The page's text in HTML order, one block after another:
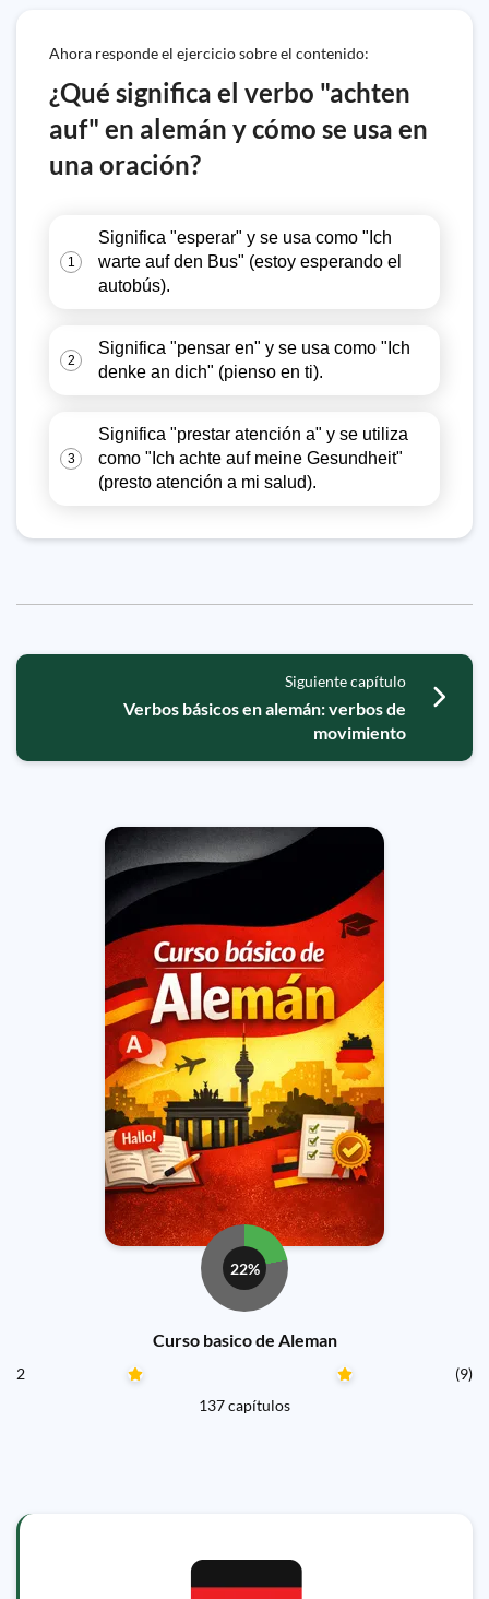
Ahora responde el ejercicio sobre el contenido:
¿Qué significa el verbo "achten
auf" en alemán y cómo se usa en
una oración?
1
Significa "esperar" y se usa como "Ich
warte auf den Bus" (estoy esperando el
autobús).
2
Significa "pensar en" y se usa como "Ich
denke an dich" (pienso en ti).
3
Significa "prestar atención a" y se utiliza
como "Ich achte auf meine Gesundheit"
(presto atención a mi salud).
Siguiente capítulo
Verbos básicos en alemán: verbos de
movimiento
22%
Curso basico de Aleman
2
(9)
137 capítulos